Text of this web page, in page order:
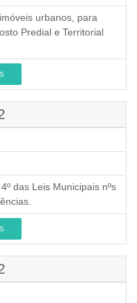
urbanos, para
Predial e Territorial
das Leis Municipais nºs